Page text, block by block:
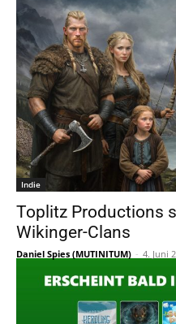
Indie
Toplitz Productions
Wikinger-Clans
Daniel Spies (MUTINITUM) - 4. Juni